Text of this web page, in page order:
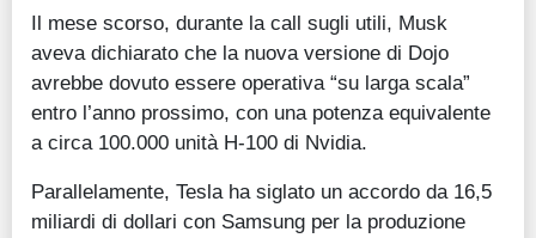
Il mese scorso, durante la call sugli utili, Musk
aveva dichiarato che la nuova versione di Dojo
avrebbe dovuto essere operativa “su larga scala”
entro l’anno prossimo, con una potenza equivalente
a circa 100.000 unità H-100 di Nvidia.
Parallelamente, Tesla ha siglato un accordo da 16,5
miliardi di dollari con Samsung per la produzione